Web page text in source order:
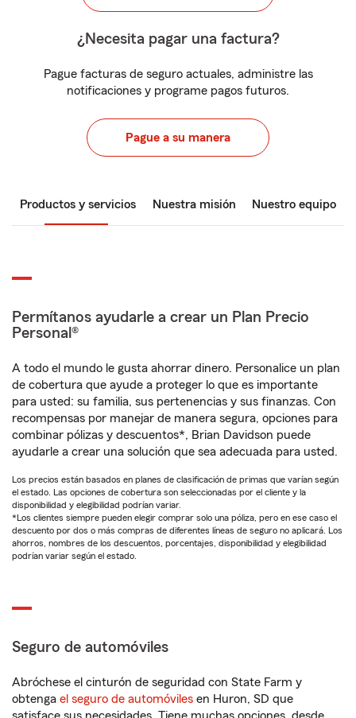
¿Necesita pagar una factura?
Pague facturas de seguro actuales, administre las
notificaciones y programe pagos futuros.
Pague a su manera
Productos y servicios Nuestra misión Nuestro equipo
Permítanos ayudarle a crear un Plan Precio
Personal®
A todo el mundo le gusta ahorrar dinero. Personalice un plan
de cobertura que ayude a proteger lo que es importante
para usted: su familia, sus pertenencias y sus finanzas. Con
recompensas por manejar de manera segura, opciones para
combinar pólizas y descuentos*, Brian Davidson puede
ayudarle a crear una solución que sea adecuada para usted.
Los precios están basados en planes de clasificación de primas que varían según
el estado. Las opciones de cobertura son seleccionadas por el cliente y la
disponibilidad y elegibilidad podrían variar.
*Los clientes siempre pueden elegir comprar solo una póliza, pero en ese caso el
descuento por dos o más compras de diferentes líneas de seguro no aplicará. Los
ahorros, nombres de los descuentos, porcentajes, disponibilidad y elegibilidad
podrían variar según el estado.
Seguro de automóviles
Abróchese el cinturón de seguridad con State Farm y
obtenga el seguro de automóviles en Huron, SD que